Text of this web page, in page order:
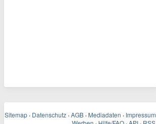
Sitemap · Datenschutz · AGB · Mediadaten · Impressum